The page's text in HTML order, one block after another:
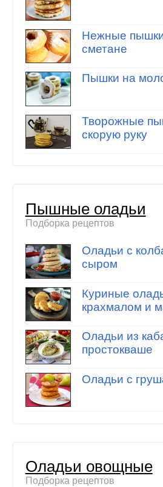
Нежные
сметане
Пышки на
Творожные
скорую руку
Пышные оладьи
Подборка рецептов
Оладьи с
сыром
Куриные
крахмалом и
Оладьи из
простокваше
Оладьи с
Оладьи овощные
Подборка рецептов